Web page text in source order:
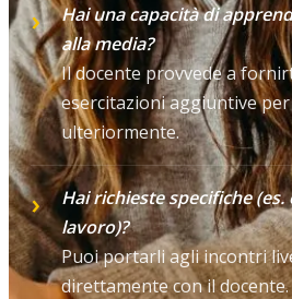
Hai una capacità di
alla media?
Il docente provvede a
esercitazioni aggiuntive
ulteriormente.
Hai richieste specifiche
lavoro)?
Puoi portarli agli incontri
direttamente con il docente.